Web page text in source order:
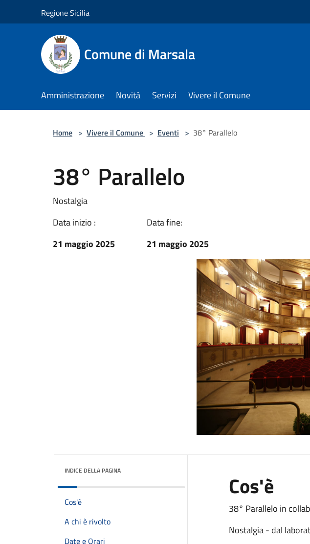
Regione Sicilia
Comune di Marsala
Amministrazione Novità Servizi Vivere il Comune
Home > Vivere il Comune > Eventi > 38° Parallelo
38° Parallelo
Nostalgia
Data inizio :
21 maggio 2025
Data fine:
21 maggio 2025
INDICE DELLA PAGINA
Cos'è
A chi è rivolto
Date e Orari
Cos'è
38° Parallelo in
Nostalgia - dal